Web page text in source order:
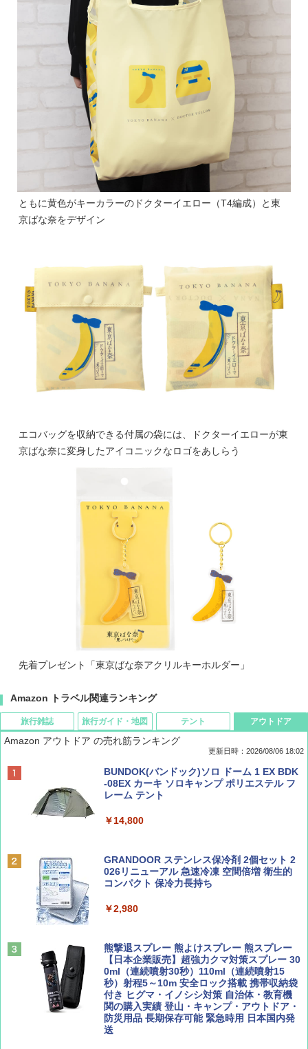
ともに黄色がキーカラーのドクターイエロー（T4編成）と東
京ばな奈をデザイン
エコバッグを収納できる付属の袋には、ドクターイエローが東
京ばな奈に変身したアイコニックなロゴをあしらう
先着プレゼント「東京ばな奈アクリルキーホルダー」
Amazon トラベル関連ランキング
旅行雑誌
ディズニーファン ２０２６年 ９月号 [雑
誌] (ＤＩＳＮＥＹ ＦＡＮ)
Coyote No.89 特集 星野道夫 夢見る旅
￥1,540
山と溪谷 2026年8月号「南アルプス大全」
￥1,540
AIRLINE（エアライン）2026年9月号【特
旅行ガイド・地図
D40 地球の歩き方 チェンマイ タイ北部の魅
力的な町 2026～2027 地球の歩き方D アジア
A09 地球の歩き方 イタリア 2026～2027 地
球の歩き方A ヨーロッパ
A26 地球の歩き方 チェコ ポーランド スロヴ
ァキア 2026～2027 地球の歩き方A ヨーロッ
パ
￥2,277
地球の歩き方 スター・ウォーズ
テント
[キャンパーズコレクション 山善] ポップアッ
プテント 傘みたいに広げて畳める パッとサ
ッとサンシェード キューブ フルクローズ メ
&ハイキング カーキ PATC-150(KH)
PYKES PEAK (パイクスピーク) 着替えテン
人用 折りたたみ 防災グッズ 災害用トイレ ビ
￥4,980
ENDLESS BASE 《めざましテレビで紹介》
テント ワンタッチ RENEW 幅200 2-3人用 43
500002(88859)
アウトドア
Amazon アウトドア の売れ筋ランキング
更新日時：2026/08/06 18:02
BUNDOK(バンドック)ソロ ドーム 1 EX BDK
-08EX カーキ ソロキャンプ ポリエステル フ
レーム テント
￥14,800
GRANDOOR ステンレス保冷剤 2個セット 2
026リニューアル 急速冷凍 空間倍増 衛生的
コンパクト 保冷力長持ち
￥2,980
熊撃退スプレー 熊よけスプレー 熊スプレー
【日本企業販売】超強力クマ対策スプレー 30
0ml（連続噴射30秒）110ml（連続噴射15
秒）射程5～10m 安全ロック搭載 携帯収納袋
付き ヒグマ・イノシシ対策 自治体・教育機
関の購入実績 登山・キャンプ・アウトドア・
防災用品 長期保存可能 緊急時用 日本国内発
送